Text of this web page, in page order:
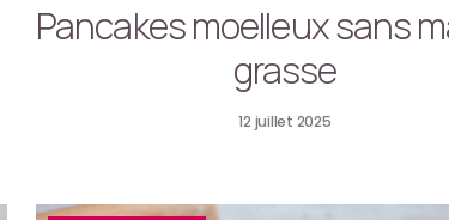
Pancakes moelleux sans
grasse
12 juillet 2025